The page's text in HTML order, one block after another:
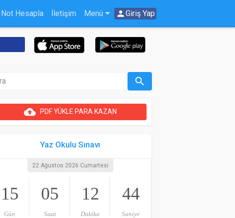
Not Hesapla İletişim Menü personGiriş Yap
search
cloud_uploadPDF YÜKLE PARA KAZAN
Yaz Okulu Sınavı
22 Ağustos 2026 Cumartesi
15
Gün
05
Saat
12
Dakika
44
Saniye